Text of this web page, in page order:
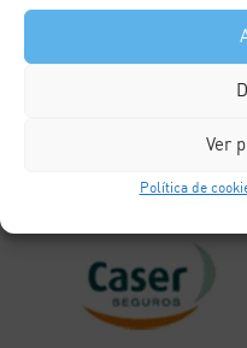
Ver
Política de